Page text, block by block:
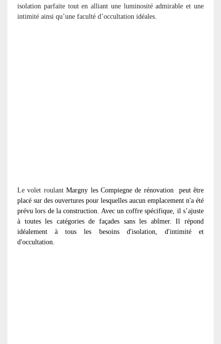
isolation parfaite tout en alliant une luminosité admirable et une
intimité ainsi qu’une faculté d’occultation idéales.
Le volet roulantMargny les Compiegne de rénovation
peut être
placé sur des ouvertures pour lesquelles aucun emplacement n'a été
prévu lors de la construction. Avec un coffre spécifique, il s’ajuste
à toutes les catégories de façades sans les abîmer. Il répond
idéalement à tous les besoins d'isolation, d'intimité et
d'occultation.